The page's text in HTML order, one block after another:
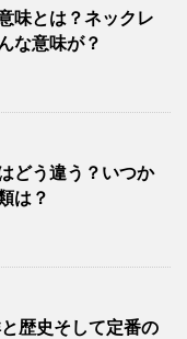
味とは？ネックレ
な意味が？
どう違う？いつか
は？
歴史そして定番の